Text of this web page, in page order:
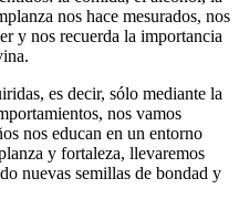
nos hace mesurados, nos
y nos recuerda la importancia
es decir, sólo mediante la
nos vamos
nos educan en un entorno
y fortaleza, llevaremos
nuevas semillas de bondad y